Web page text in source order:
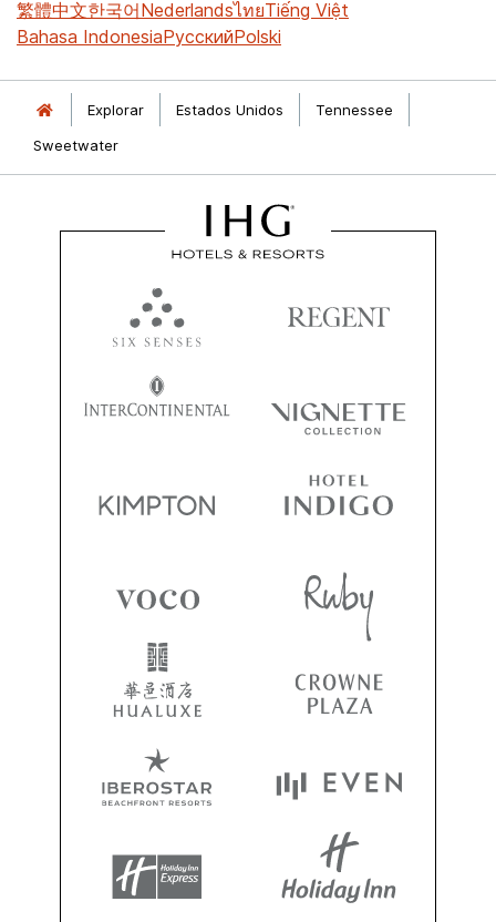
繁體中文한국어NederlandsไทยTiếng Việt
Bahasa IndonesiaРусскийPolski
Explorar Estados Unidos
Tennessee
Sweetwater